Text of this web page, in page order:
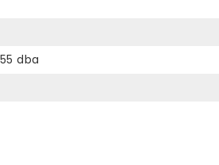
55 dba